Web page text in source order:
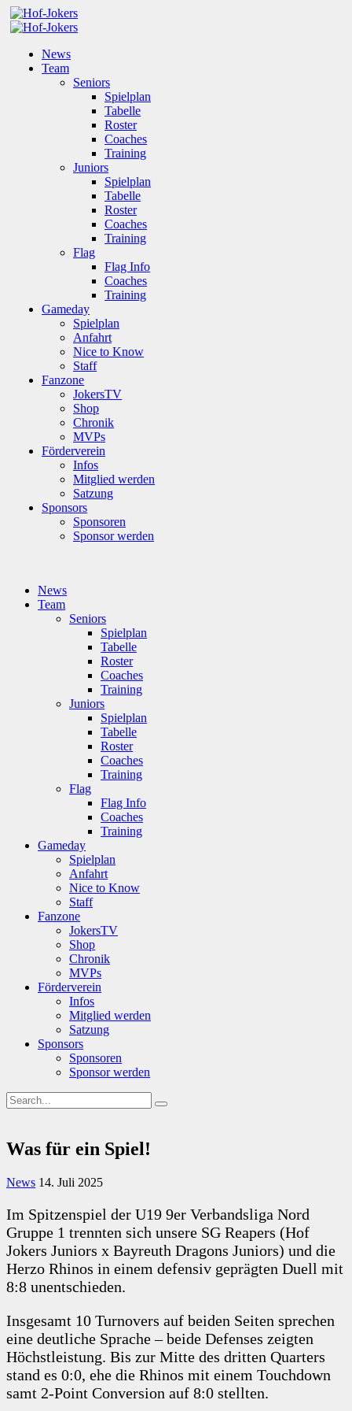
News
Team
Seniors
Spielplan
Tabelle
Roster
Coaches
Training
Juniors
Spielplan
Tabelle
Roster
Coaches
Training
Flag
Flag Info
Coaches
Training
Gameday
Spielplan
Anfahrt
Nice to Know
Staff
Fanzone
JokersTV
Shop
Chronik
MVPs
Förderverein
Infos
Mitglied werden
Satzung
Sponsors
Sponsoren
Sponsor werden
News
Team
Seniors
Spielplan
Tabelle
Roster
Coaches
Training
Juniors
Spielplan
Tabelle
Roster
Coaches
Training
Flag
Flag Info
Coaches
Training
Gameday
Spielplan
Anfahrt
Nice to Know
Staff
Fanzone
JokersTV
Shop
Chronik
MVPs
Förderverein
Infos
Mitglied werden
Satzung
Sponsors
Sponsoren
Sponsor werden
Was für ein Spiel!
News 14. Juli 2025
Im Spitzenspiel der U19 9er Verbandsliga Nord
Gruppe 1 trennten sich unsere SG Reapers (Hof
Jokers Juniors x Bayreuth Dragons Juniors) und die
Herzo Rhinos in einem defensiv geprägten Duell mit
8:8 unentschieden.
Insgesamt 10 Turnovers auf beiden Seiten sprechen
eine deutliche Sprache – beide Defenses zeigten
Höchstleistung. Bis zur Mitte des dritten Quarters
stand es 0:0, ehe die Rhinos mit einem Touchdown
samt 2-Point Conversion auf 8:0 stellten.